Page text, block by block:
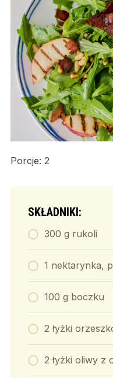
Porcje: 2
SKŁADNIKI:
300 g rukoli
1 nektarynka,
100 g boczku
2 łyżki
2 łyżki oliwy z